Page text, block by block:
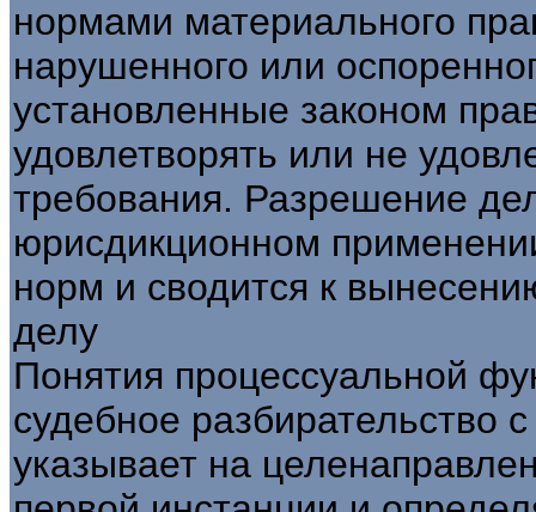
нормами материального
нарушенного или
установленные законом
удовлетворять или не
требования. Разрешение
юрисдикционном
норм и сводится к
делу
Понятия процессуальной
судебное разбирательство
указывает на